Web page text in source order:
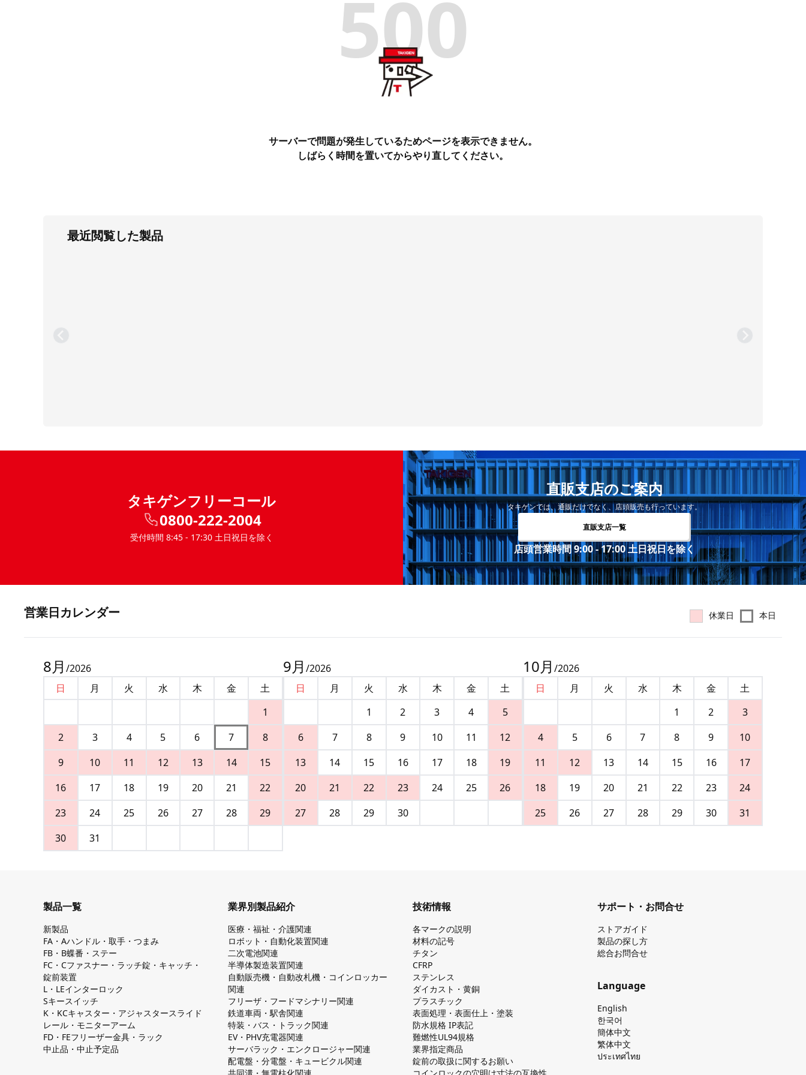
500
サーバーで問題が発生しているためページを表示できません。
しばらく時間を置いてからやり直してください。
最近閲覧した製品
タキゲンフリーコール
0800-222-2004
受付時間 8:45 - 17:30 土日祝日を除く
直販支店のご案内
タキゲンでは、通販だけでなく、店頭販売も行っています。
直販支店一覧
店頭営業時間 9:00 - 17:00 土日祝日を除く
営業⽇カレンダー 休業日 本日
8月 /2026
日
月 火 水 木 金
土
1
2
3 4 5 6 7
8
9
10 11 12 13 14
15
16
17 18 19 20 21
22
23
24 25 26 27 28
29
30
31
9月 /2026
日
月 火 水 木 金
土
1
2 3 4
5
6
7 8 9 10 11
12
13
14 15 16 17 18
19
20
21 22 23 24 25
26
27
28 29 30
10月 /2026
日
月 火 水 木 金
土
1
2
3
4
5 6 7 8 9
10
11
12 13 14 15 16
17
18
19 20 21 22 23
24
25
26 27 28 29 30 31
製品一覧
新製品
FA・Aハンドル・取手・つまみ
FB・B蝶番・ステー
FC・Cファスナー・ラッチ錠・キャッチ・
錠前装置
L・LEインターロック
Sキースイッチ
K・KCキャスター・アジャスタースライド
レール・モニターアーム
FD・FEフリーザー金具・ラック
中止品・中止予定品
業界別製品紹介
医療・福祉・介護関連
ロボット・自動化装置関連
二次電池関連
半導体製造装置関連
自動販売機・自動改札機・コインロッカー
関連
フリーザ・フードマシナリー関連
鉄道車両・駅舎関連
特装・バス・トラック関連
EV・PHV充電器関連
サーバラック・エンクロージャー関連
配電盤・分電盤・キュービクル関連
技術情報
各マークの説明
材料の記号
チタン
CFRP
ステンレス
ダイカスト・⻩銅
プラスチック
表面処理・表面仕上・塗装
防⽔規格 IP表記
難燃性UL94規格
業界指定商品
錠前の取扱に関するお願い
サポート・お問合せ
ストアガイド
製品の探し⽅
総合お問合せ
Language
English
한국어
簡体中文
繁体中文
ประเทศไทย